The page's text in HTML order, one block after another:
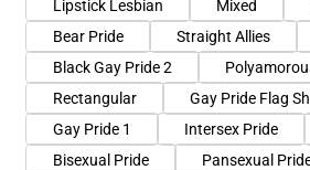
Lipstick Lesbian
Mixed
Bear Pride
Straight Allies
Black Gay Pride 2
Rectangular
Gay Pride Flag
Gay Pride 1
Intersex Pride
Bisexual Pride
Pansexual